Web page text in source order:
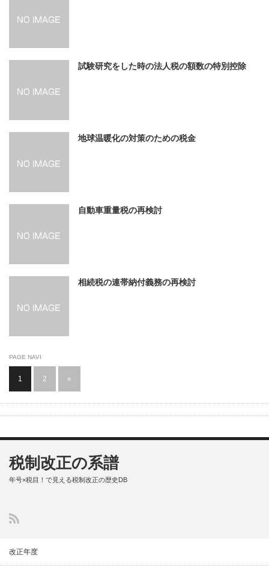
試験研究をした時の法人税の額数の特別控除
地球温暖化の対策のための税金
自動車重量税の再検討
相続税の連帯納付義務の再検討
PAGE NAVI
1 2 »
税制改正の系譜
年号×税目！で見える税制改正の歴史DB
改正年度